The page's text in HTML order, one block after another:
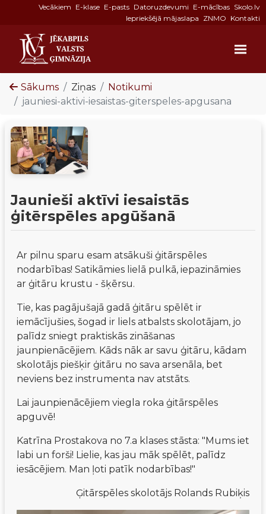
Vecākiem E-klase E-pasts Datoruzdevumi E-mācības Skolo.lv
Iepriekšējā mājaslapa ZNMO Kontakti
Sākums Ziņas
Notikumi
jauniesi-aktivi-iesaistas-giterspeles-apgusana
Jaunieši aktīvi iesaistās
ģitērspēles apgūšanā
Ar pilnu sparu esam atsākuši ģitārspēles
nodarbības! Satikāmies lielā pulkā, iepazināmies
ar ģitāru krustu - šķērsu.
Tie, kas pagājušajā gadā ģitāru spēlēt ir
iemācījušies, šogad ir liels atbalsts skolotājam, jo
palīdz sniegt praktiskās zināšanas
jaunpienācējiem. Kāds nāk ar savu ģitāru, kādam
skolotājs piešķir ģitāru no sava arsenāla, bet
neviens bez instrumenta nav atstāts.
Lai jaunpienācējiem viegla roka ģitārspēles
apguvē!
Katrīna Prostakova no 7.a klases stāsta: "Mums iet
labi un forši! Lielie, kas jau māk spēlēt, palīdz
iesācējiem. Man ļoti patīk nodarbības!"
Ģitārspēles skolotājs Rolands Rubiķis